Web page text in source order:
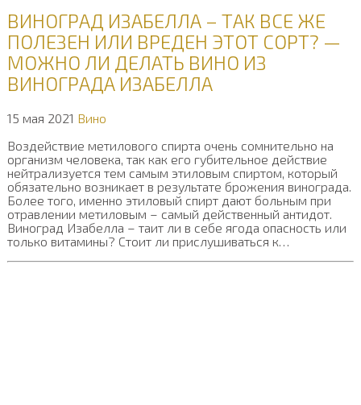
ВИНОГРАД ИЗАБЕЛЛА – ТАК ВСЕ ЖЕ
ПОЛЕЗЕН ИЛИ ВРЕДЕН ЭТОТ СОРТ? —
МОЖНО ЛИ ДЕЛАТЬ ВИНО ИЗ
ВИНОГРАДА ИЗАБЕЛЛА
15 мая 2021 Вино
Воздействие метилового спирта очень сомнительно на
организм человека, так как его губительное действие
нейтрализуется тем самым этиловым спиртом, который
обязательно возникает в результате брожения винограда.
Более того, именно этиловый спирт дают больным при
отравлении метиловым – самый действенный антидот.
Виноград Изабелла – таит ли в себе ягода опасность или
только витамины? Стоит ли прислушиваться к…